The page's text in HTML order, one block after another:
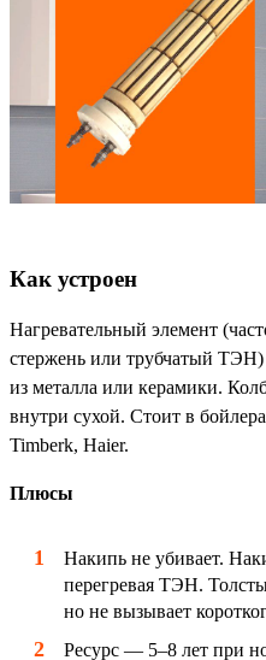
Как устроен
Нагревательный элемент
стержень или трубчатый
из металла или керамики.
внутри сухой. Стоит в
Timberk, Haier.
Плюсы
Накипь не убивает.
перегревая ТЭН.
но не вызывает
Ресурс — 5–8 лет при